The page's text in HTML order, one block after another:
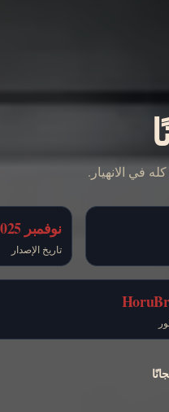
في الانهيار.
نوفمبر 2025
تاريخ الإصدار